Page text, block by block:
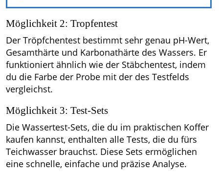
Möglichkeit 2: Tropfentest
Der Tröpfchentest bestimmt sehr genau pH-Wert,
Gesamthärte und Karbonathärte des Wassers. Er
funktioniert ähnlich wie der Stäbchentest, indem
du die Farbe der Probe mit der des Testfelds
vergleichst.
Möglichkeit 3: Test-Sets
Die Wassertest-Sets, die du im praktischen Koffer
kaufen kannst, enthalten alle Tests, die du fürs
Teichwasser brauchst. Diese Sets ermöglichen
eine schnelle, einfache und präzise Analyse.